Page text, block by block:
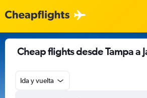
Cheap flights desde Tampa a
Ida y vuelta